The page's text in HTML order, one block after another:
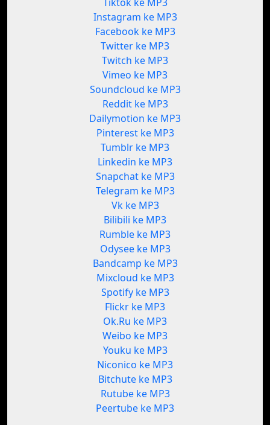
Instagram ke MP3
Facebook ke MP3
Twitter ke MP3
Twitch ke MP3
Vimeo ke MP3
Soundcloud ke MP3
Reddit ke MP3
Dailymotion ke MP3
Pinterest ke MP3
Tumblr ke MP3
Linkedin ke MP3
Snapchat ke MP3
Telegram ke MP3
Vk ke MP3
Bilibili ke MP3
Rumble ke MP3
Odysee ke MP3
Bandcamp ke MP3
Mixcloud ke MP3
Spotify ke MP3
Flickr ke MP3
Ok.Ru ke MP3
Weibo ke MP3
Youku ke MP3
Niconico ke MP3
Bitchute ke MP3
Rutube ke MP3
Peertube ke MP3